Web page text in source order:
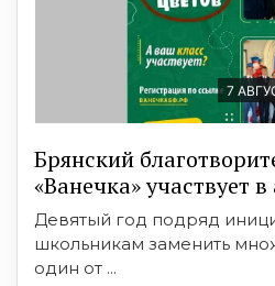
7
Брянский
«Ванечка» участвует
Девятый год подряд
школьникам заменить
один от ...